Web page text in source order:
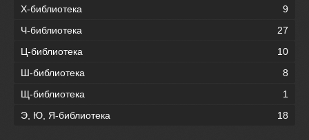
Х-библиотека
9
Ч-библиотека
27
Ц-библиотека
10
Ш-библиотека
8
Щ-библиотека
1
Э, Ю, Я-библиотека
18